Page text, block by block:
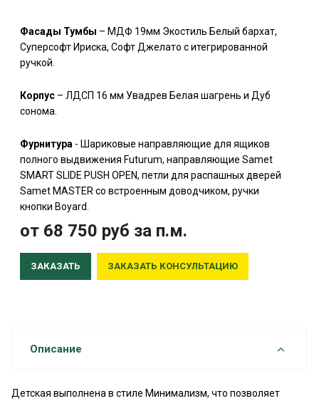
Фасады Тумбы – МДФ 19мм Экостиль Белый бархат,
Суперсофт Ириска, Софт Джелато с итегрированной
ручкой.
Корпус – ЛДСП 16 мм Увадрев Белая шагрень и Дуб
сонома.
Фурнитура - Шариковые направляющие для ящиков
полного выдвижения Futurum, направляющие Samet
SMART SLIDE PUSH OPEN, петли для распашных дверей
Samet MASTER со встроенным доводчиком, ручки
кнопки Boyard.
от 68 750 руб за п.м.
ЗАКАЗАТЬ ЗАКАЗАТЬ КОНСУЛЬТАЦИЮ
Описание
Детская выполнена в стиле Минимализм, что позволяет